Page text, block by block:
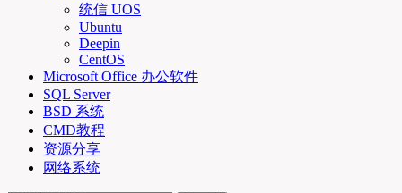
统信 UOS
Ubuntu
Deepin
CentOS
Microsoft Office 办公软件
SQL Server
BSD 系统
CMD教程
资源分享
网络系统